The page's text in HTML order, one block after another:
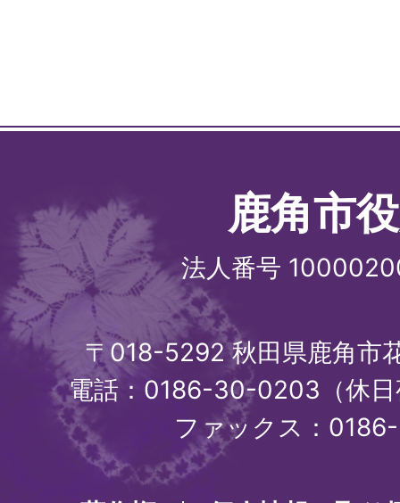
鹿角市
法人番号
〒018-5292 秋田県鹿角市
電話：0186-30-0203（休
ファックス：